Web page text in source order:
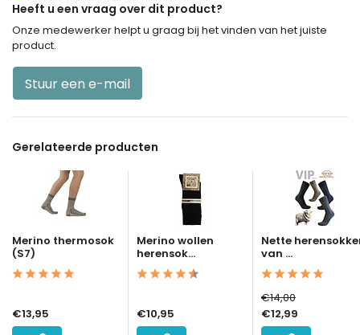
Heeft u een vraag over dit product?
Onze medewerker helpt u graag bij het vinden van het juiste
product.
Stuur een e-mail
Gerelateerde producten
Merino thermosok
(S7)
€13,95
Merino wollen
herensok...
€10,95
Nette
van ...
€14,00
€12,99